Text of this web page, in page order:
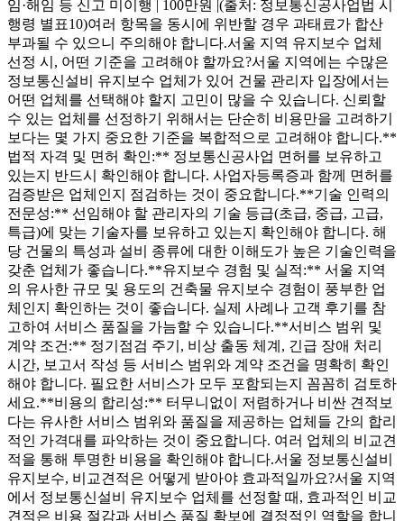
임·해임 등 신고 미이행 | 100만원 |(출처: 정보통신공사업법 시
행령 별표10)여러 항목을 동시에 위반할 경우 과태료가 합산
부과될 수 있으니 주의해야 합니다.서울 지역 유지보수 업체
선정 시, 어떤 기준을 고려해야 할까요?서울 지역에는 수많은
정보통신설비 유지보수 업체가 있어 건물 관리자 입장에서는
어떤 업체를 선택해야 할지 고민이 많을 수 있습니다. 신뢰할
수 있는 업체를 선정하기 위해서는 단순히 비용만을 고려하기
보다는 몇 가지 중요한 기준을 복합적으로 고려해야 합니다.**
법적 자격 및 면허 확인:** 정보통신공사업 면허를 보유하고
있는지 반드시 확인해야 합니다. 사업자등록증과 함께 면허를
검증받은 업체인지 점검하는 것이 중요합니다.**기술 인력의
전문성:** 선임해야 할 관리자의 기술 등급(초급, 중급, 고급,
특급)에 맞는 기술자를 보유하고 있는지 확인해야 합니다. 해
당 건물의 특성과 설비 종류에 대한 이해도가 높은 기술인력을
갖춘 업체가 좋습니다.**유지보수 경험 및 실적:** 서울 지역
의 유사한 규모 및 용도의 건축물 유지보수 경험이 풍부한 업
체인지 확인하는 것이 좋습니다. 실제 사례나 고객 후기를 참
고하여 서비스 품질을 가늠할 수 있습니다.**서비스 범위 및
계약 조건:** 정기점검 주기, 비상 출동 체계, 긴급 장애 처리
시간, 보고서 작성 등 서비스 범위와 계약 조건을 명확히 확인
해야 합니다. 필요한 서비스가 모두 포함되는지 꼼꼼히 검토하
세요.**비용의 합리성:** 터무니없이 저렴하거나 비싼 견적보
다는 유사한 서비스 범위와 품질을 제공하는 업체들 간의 합리
적인 가격대를 파악하는 것이 중요합니다. 여러 업체의 비교견
적을 통해 투명한 비용을 확인해야 합니다.서울 정보통신설비
유지보수, 비교견적은 어떻게 받아야 효과적일까요?서울 지역
에서 정보통신설비 유지보수 업체를 선정할 때, 효과적인 비교
견적은 비용 절감과 서비스 품질 확보에 결정적인 역할을 합니